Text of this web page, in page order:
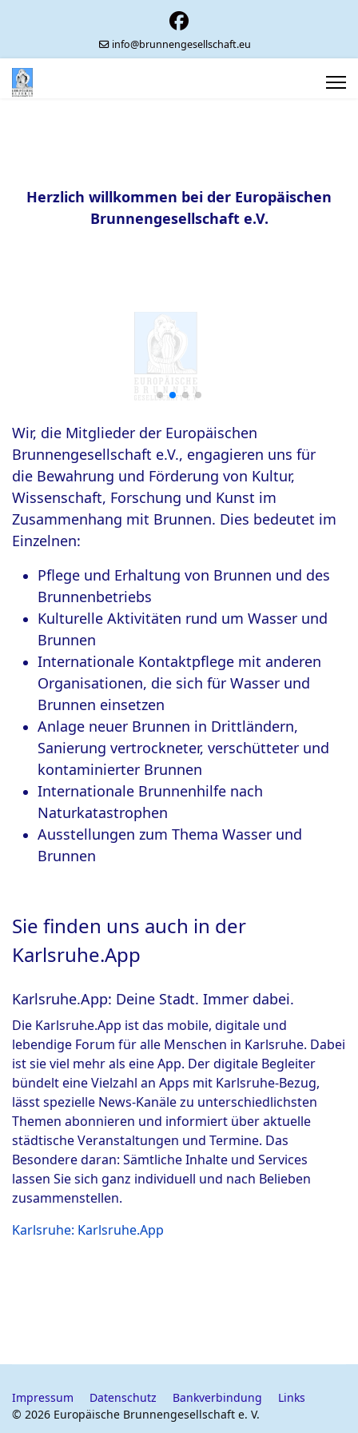
info@brunnengesellschaft.eu
Herzlich willkommen bei der Europäischen
Brunnengesellschaft e.V.
Wir, die Mitglieder der Europäischen
Brunnengesellschaft e.V., engagieren uns für
die Bewahrung und Förderung von Kultur,
Wissenschaft, Forschung und Kunst im
Zusammenhang mit Brunnen. Dies bedeutet im
Einzelnen:
Pflege und Erhaltung von Brunnen und des
Brunnenbetriebs
Kulturelle Aktivitäten rund um Wasser und
Brunnen
Internationale Kontaktpflege mit anderen
Organisationen, die sich für Wasser und
Brunnen einsetzen
Anlage neuer Brunnen in Drittländern,
Sanierung vertrockneter, verschütteter und
kontaminierter Brunnen
Internationale Brunnenhilfe nach
Naturkatastrophen
Ausstellungen zum Thema Wasser und
Brunnen
Sie finden uns auch in der
Karlsruhe.App
Karlsruhe.App: Deine Stadt. Immer dabei.
Die Karlsruhe.App ist das mobile, digitale und
lebendige Forum für alle Menschen in Karlsruhe. Dabei
ist sie viel mehr als eine App. Der digitale Begleiter
bündelt eine Vielzahl an Apps mit Karlsruhe-Bezug,
lässt spezielle News-Kanäle zu unterschiedlichsten
Themen abonnieren und informiert über aktuelle
städtische Veranstaltungen und Termine. Das
Besondere daran: Sämtliche Inhalte und Services
lassen Sie sich ganz individuell und nach Belieben
zusammenstellen.
Karlsruhe: Karlsruhe.App
Impressum Datenschutz Bankverbindung
Links
© 2026 Europäische Brunnengesellschaft e. V.